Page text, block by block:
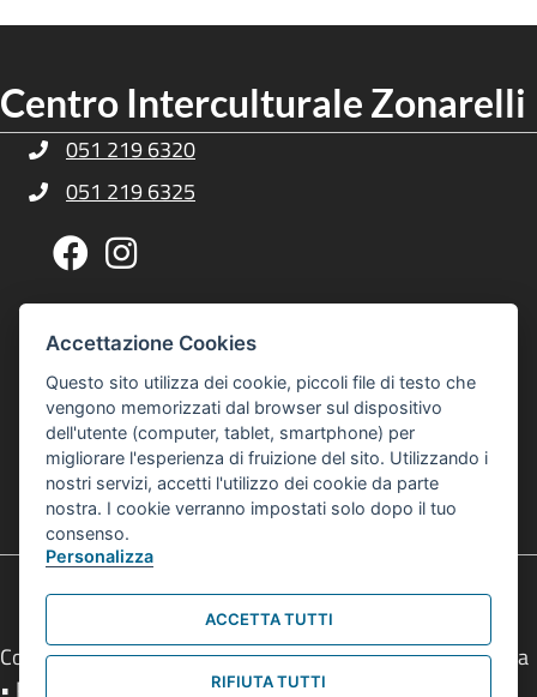
Centro Interculturale Zonarelli
Telefono Centro Culturale Zonarelli
051 219 6320
Telefono Centro Culturale Zonarelli
051 219 6325
Pagina Facebook Centro Zonarelli
Profilo Instagram Centro Zonarelli
Indirizzo Centro Culturale Zonarelli
Email Centro Interculturale Zonarelli
interculturalezonarelli@comune.bologna.it
Informativa Privacy e Cookies
Informativa privacy e cookies
© 2026 Centro Interculturale Zonarelli
Tutti i diritti sono riservati
Comune di Bologna • Piazza Maggiore, 6 - 40124 Bologna
• P.Iva 01232710374 • Tel.051 2193111
Accettazione Cookies
Questo sito utilizza dei cookie, piccoli file di testo che
vengono memorizzati dal browser sul dispositivo
dell'utente (computer, tablet, smartphone) per
migliorare l'esperienza di fruizione del sito. Utilizzando i
nostri servizi, accetti l'utilizzo dei cookie da parte
nostra. I cookie verranno impostati solo dopo il tuo
consenso.
Personalizza
ACCETTA TUTTI
RIFIUTA TUTTI